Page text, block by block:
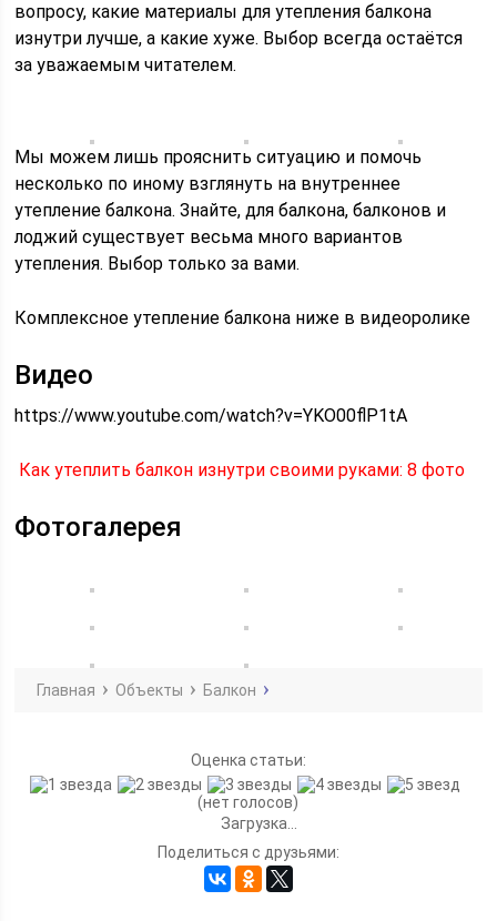
вопросу, какие материалы для утепления балкона
изнутри лучше, а какие хуже. Выбор всегда остаётся
за уважаемым читателем.
Мы можем лишь прояснить ситуацию и помочь
несколько по иному взглянуть на внутреннее
утепление балкона. Знайте, для балкона, балконов и
лоджий существует весьма много вариантов
утепления. Выбор только за вами.
Комплексное утепление балкона ниже в видеоролике
Видео
https://www.youtube.com/watch?v=YKO00flP1tA
Как утеплить балкон изнутри своими руками: 8 фото
Фотогалерея
Главная Объекты Балкон
Оценка статьи:
(нет голосов)
Загрузка...
Поделиться с друзьями: